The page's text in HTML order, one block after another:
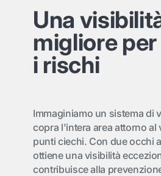
Una
migliore
i rischi
Immaginiamo un sistema di
copra l'intera area attorno al
punti ciechi. Con due occhi
ottiene una visibilità
contribuisce alla